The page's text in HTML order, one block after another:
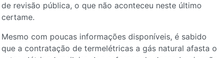
de revisão pública, o que não aconteceu neste último
certame.
Mesmo com poucas informações disponíveis, é sabido
que a contratação de termelétricas a gás natural afasta o